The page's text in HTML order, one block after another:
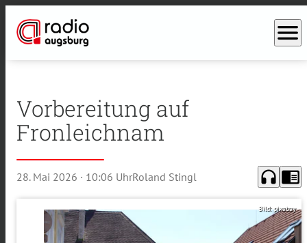
menu
Vorbereitung auf
Fronleichnam
28. Mai 2026 · 10:06 UhrRoland Stingl headphones chrome_reader_mode
Bild: pixabay